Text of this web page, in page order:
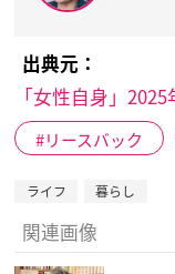
出典元：
「女性自身」
リースバック
ライフ 暮らし
関連画像